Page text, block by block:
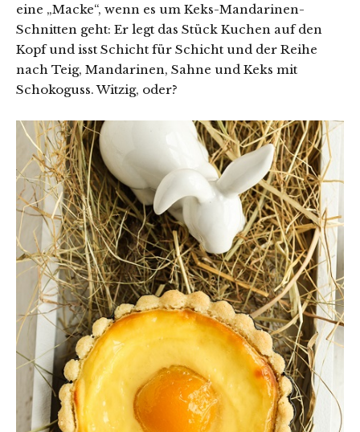
eine „Macke“, wenn es um Keks-Mandarinen-
Schnitten geht: Er legt das Stück Kuchen auf den
Kopf und isst Schicht für Schicht und der Reihe
nach Teig, Mandarinen, Sahne und Keks mit
Schokoguss. Witzig, oder?